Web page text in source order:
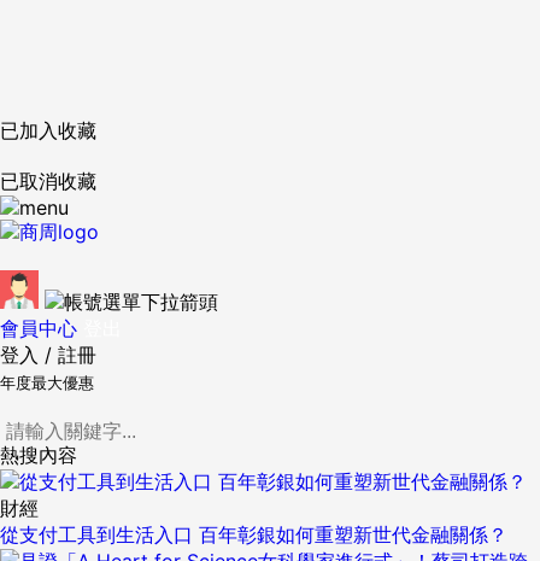
已加入收藏
已取消收藏
會員中心
登入 / 註冊
年度最大優惠
熱搜內容
財經
從支付工具到生活入口 百年彰銀如何重塑新世代金融關係？